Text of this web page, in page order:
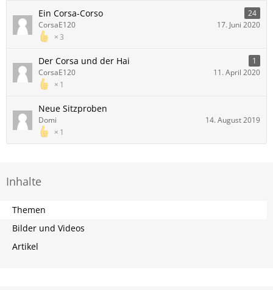
Ein Corsa-Corso 24
3
CorsaE120 17. Juni 2020
Der Corsa und der Hai 1
1
CorsaE120 11. April 2020
Neue Sitzproben
1
Domi 14. August 2019
Inhalte
Themen
Bilder und Videos
Artikel